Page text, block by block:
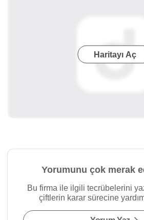
Haritayı Aç
Yorumunu çok merak
Bu firma ile ilgili tecrübelerini
çiftlerin karar sürecine